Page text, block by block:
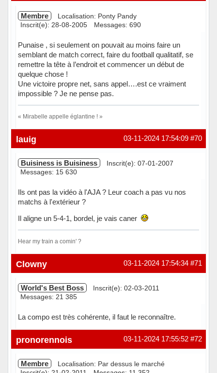
Membre
Localisation: Ponty Pandy
Inscrit(e): 28-08-2005
Messages: 690
Punaise , si seulement on pouvait au moins faire un
semblant de match correct, faire du football qualitatif, se
remettre la tête à l’endroit et commencer un début de
quelque chose !
Une victoire propre net, sans appel….est ce vraiment
impossible ? Je ne pense pas.
« Mirabelle appelle églantine ! »
Hors ligne #70
03-11-2024 17:54:09
lauig
Buisiness is Buisiness
Inscrit(e): 07-01-2007
Messages: 15 630
Ils ont pas la vidéo à l'AJA ? Leur coach a pas vu nos
matchs à l'extérieur ?
Il aligne un 5-4-1, bordel, je vais caner
Hear my train a comin' ?
Hors ligne #71
03-11-2024 17:54:34
Clowny
World's Best Boss
Inscrit(e): 02-03-2011
Messages: 21 385
La compo est très cohérente, il faut le reconnaître.
Hors ligne #72
03-11-2024 17:55:52
pronorennois
Membre
Localisation: Par dessus le marché